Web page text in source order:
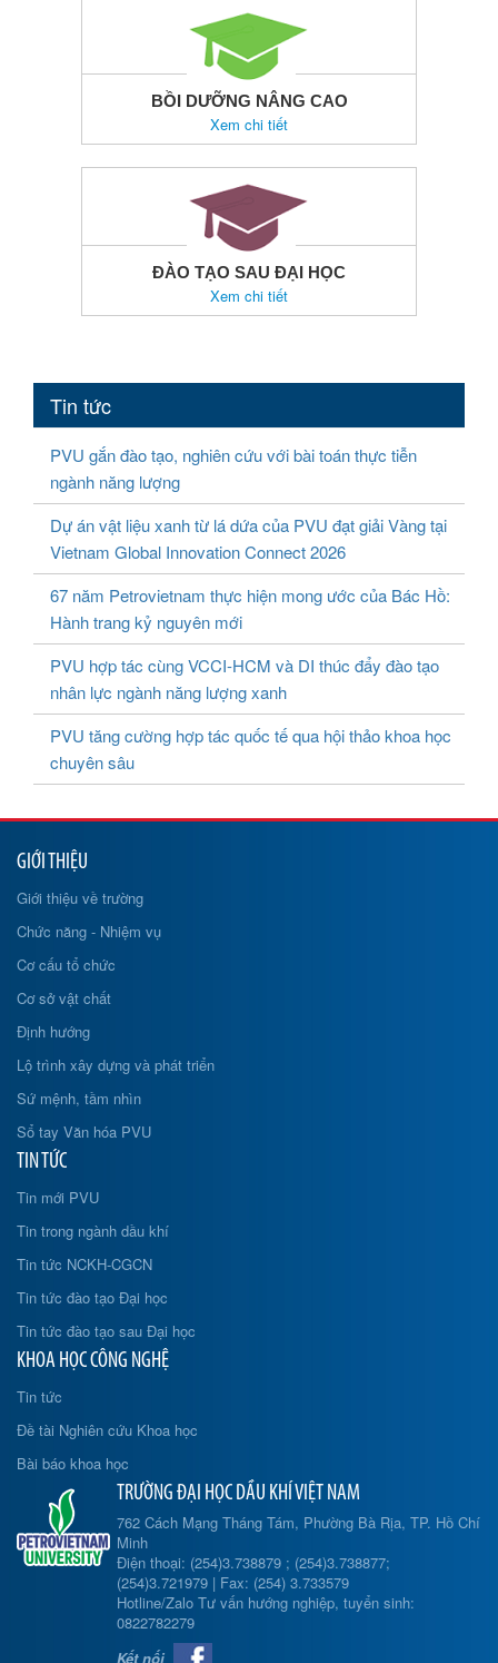
BỒI DƯỠNG NÂNG CAO
Xem chi tiết
ĐÀO TẠO SAU ĐẠI HỌC
Xem chi tiết
Tin tức
PVU gắn đào tạo, nghiên cứu với bài toán thực tiễn
ngành năng lượng
Dự án vật liệu xanh từ lá dứa của PVU đạt giải Vàng tại
Vietnam Global Innovation Connect 2026
67 năm Petrovietnam thực hiện mong ước của Bác Hồ:
Hành trang kỷ nguyên mới
PVU hợp tác cùng VCCI-HCM và DI thúc đẩy đào tạo
nhân lực ngành năng lượng xanh
PVU tăng cường hợp tác quốc tế qua hội thảo khoa học
chuyên sâu
GIỚI THIỆU
Giới thiệu về trường
Chức năng - Nhiệm vụ
Cơ cấu tổ chức
Cơ sở vật chất
Định hướng
Lộ trình xây dựng và phát triển
Sứ mệnh, tầm nhìn
Sổ tay Văn hóa PVU
TIN TỨC
Tin mới PVU
Tin trong ngành dầu khí
Tin tức NCKH-CGCN
Tin tức đào tạo Đại học
Tin tức đào tạo sau Đại học
KHOA HỌC CÔNG NGHỆ
Tin tức
Đề tài Nghiên cứu Khoa học
Bài báo khoa học
TRƯỜNG ĐẠI HỌC DẦU KHÍ VIỆT NAM
762 Cách Mạng Tháng Tám, Phường Bà Rịa, TP. Hồ Chí
Minh
Điện thoại: (254)3.738879 ; (254)3.738877;
(254)3.721979 | Fax: (254) 3.733579
Hotline/Zalo Tư vấn hướng nghiệp, tuyển sinh:
0822782279
Kết nối